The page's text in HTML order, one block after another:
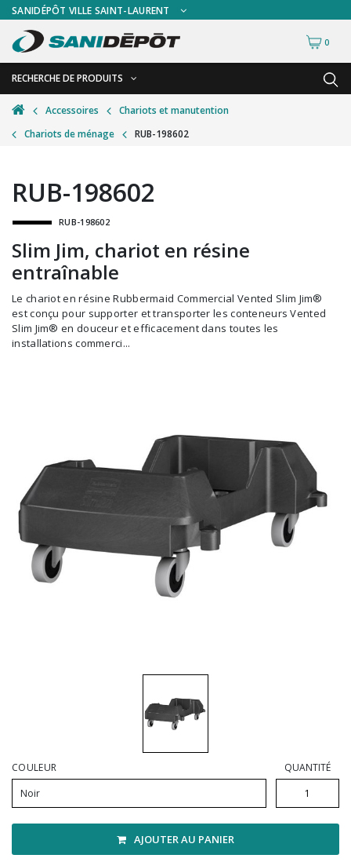
SANIDÉPÔT VILLE SAINT-LAURENT
0
RECHERCHE DE PRODUITS
RETOUR
Accessoires de sécurité
Accessoires pour le lavage de mur
Accessoires pour salles de bain
Alimentaire
Autres accessoires
Balais et porte-poussières
Bouteilles et vaporisateurs
Distributrices et supports
Grattoirs, moutons et racloirs pour vitres/planchers
Guenilles et éponges
Microfibres et linges divers
Vadrouilles, manches et cadres
RETOUR
Gants
Plexiglas
Signalisations
Test de diagnostic
Thermomètre
Vêtements de sécurité
Accessoires
Chariots et manutention
Chariots de ménage
RUB-198602
RUB-198602
RUB-198602
Slim Jim, chariot en résine
entraînable
Le chariot en résine Rubbermaid Commercial Vented Slim Jim®
est conçu pour supporter et transporter les conteneurs Vented
Slim Jim® en douceur et efficacement dans toutes les
installations commerci...
COULEUR
Noir
QUANTITÉ
AJOUTER AU PANIER